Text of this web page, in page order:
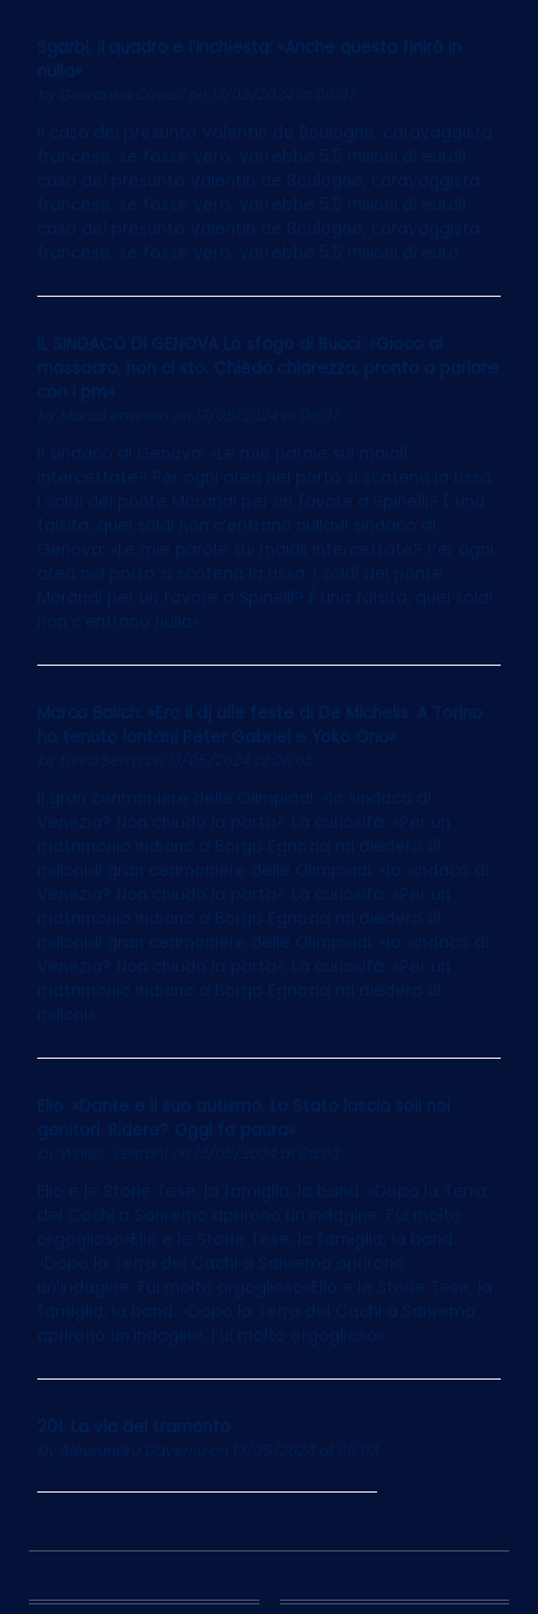
Sgarbi, il quadro e l’inchiesta: «Anche questa finirà in
nulla»
on 13/05/2024 at 06:07
Il caso del presunto Valentin de Boulogne, caravaggista
francese: se fosse vero, varrebbe 5,5 milioni di euroIl
caso del presunto Valentin de Boulogne, caravaggista
francese: se fosse vero, varrebbe 5,5 milioni di euroIl
caso del presunto Valentin de Boulogne, caravaggista
francese: se fosse vero, varrebbe 5,5 milioni di euro
IL SINDACO DI GENOVA Lo sfogo di Bucci: «Gioco al
massacro, non ci sto. Chiedo chiarezza, pronto a parlare
con i pm»
Marco Imarisio on 13/05/2024 at 06:07
Il sindaco di Genova: «Le mie parole sui maiali
intercettate? Per ogni area nel porto si scatena la rissa.
I soldi del ponte Morandi per un favore a Spinelli? È una
falsità, quei soldi non c’entrano nulla»Il sindaco di
Genova: «Le mie parole sui maiali intercettate? Per ogni
area nel porto si scatena la rissa. I soldi del ponte
Morandi per un favore a Spinelli? È una falsità, quei soldi
non c’entrano nulla»
Marco Balich: «Ero il dj alle feste di De Michelis. A Torino
ho tenuto lontani Peter Gabriel e Yoko Ono»
on 13/05/2024 at 06:05
Il gran cerimoniere delle Olimpiadi: «Io sindaco di
Venezia? Non chiudo la porta». La curiosità: «Per un
matrimonio indiano a Borgo Egnazia mi diedero 18
milioni»Il gran cerimoniere delle Olimpiadi: «Io sindaco di
Venezia? Non chiudo la porta». La curiosità: «Per un
matrimonio indiano a Borgo Egnazia mi diedero 18
milioni»Il gran cerimoniere delle Olimpiadi: «Io sindaco di
Venezia? Non chiudo la porta». La curiosità: «Per un
matrimonio indiano a Borgo Egnazia mi diedero 18
Elio: «Dante e il suo autismo. Lo Stato lascia soli noi
genitori. Ridere? Oggi fa paura»
Walter Veltroni on 13/05/2024 at 06:03
Elio e le Storie Tese, la famiglia, la band. «Dopo la Terra
dei Cachi a Sanremo aprirono un'indagine. Fui molto
orgoglioso»Elio e le Storie Tese, la famiglia, la band.
«Dopo la Terra dei Cachi a Sanremo aprirono
un'indagine. Fui molto orgoglioso»Elio e le Storie Tese, la
famiglia, la band. «Dopo la Terra dei Cachi a Sanremo
aprirono un'indagine. Fui molto orgoglioso»
201. La via del tramonto
on 13/05/2024 at 06:03
12